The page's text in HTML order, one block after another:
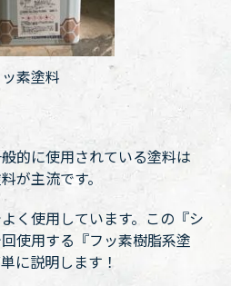
素塗料
的に使用されている塗料は
が主流です。
く使用しています。この『シ
使用する『フッ素樹脂系塗
に説明します！